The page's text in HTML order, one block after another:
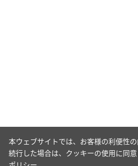
本ウェブサイトでは、お客様の利便性
続行した場合は、クッキーの使用に同